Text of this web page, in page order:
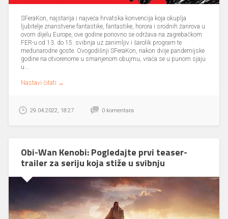
SFeraKon, najstarija i najveća hrvatska konvencija koja okuplja
ljubitelje znanstvene fantastike, fantastike, horora i srodnih žanrova u
ovom dijelu Europe, ove godine ponovno se održava na zagrebačkom
FER-u od 13. do 15. svibnja uz zanimljiv i šarolik program te
međunarodne goste. Ovogodišnji SFeraKon, nakon dvije pandemijske
godine na otvorenome u smanjenom obujmu, vraća se u punom sjaju
u...
Nastavi čitati →
29.04.2022, 18:27 0 komentara
Obi-Wan Kenobi: Pogledajte prvi teaser-
trailer za seriju koja stiže u svibnju